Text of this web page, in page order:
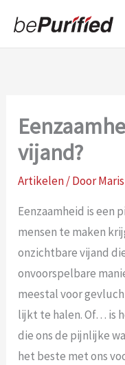
naar
de
vijand?
Artikelen/ Door
Eenzaamheid is een
mensen te maken
onzichtbare vijand
onvoorspelbare
meestal voor
lijkt te halen. Of… is
die ons de pijnlijke
het beste met ons